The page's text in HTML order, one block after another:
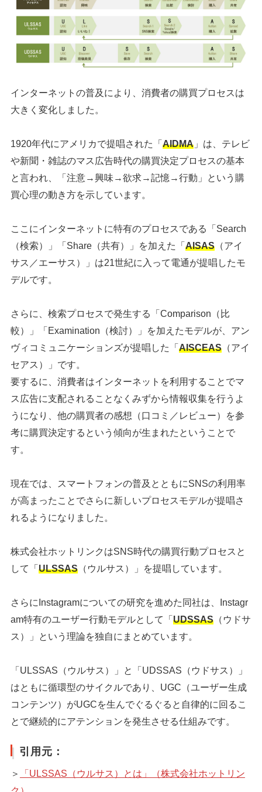
インターネットの普及により、消費者の購買プロセスは
大きく変化しました。
1920年代にアメリカで提唱された「 AIDMA」は、テレビ
や新聞・雑誌のマス広告時代の購買決定プロセスの基本
と言われ、「注意→興味→欲求→記憶→行動」という購
買心理の動き方を示しています。
ここにインターネットに特有のプロセスである「Search
（検索）」「Share（共有）」を加えた「 AISAS（アイ
サス／エーサス）」は21世紀に入って電通が提唱したモ
デルです。
さらに、検索プロセスで発生する「Comparison（比
較）」「Examination（検討）」を加えたモデルが、アン
ヴィコミュニケーションズが提唱した「 AISCEAS（アイ
セアス）」です。
要するに、消費者はインターネットを利用することでマ
ス広告に支配されることなくみずから情報収集を行うよ
うになり、他の購買者の感想（口コミ／レビュー）を参
考に購買決定するという傾向が生まれたということで
す。
現在では、スマートフォンの普及とともにSNSの利用率
が高まったことでさらに新しいプロセスモデルが提唱さ
れるようになりました。
株式会社ホットリンクはSNS時代の購買行動プロセスと
して「 ULSSAS（ウルサス）」を提唱しています。
さらにInstagramについての研究を進めた同社は、Instagr
am特有のユーザー行動モデルとして「 UDSSAS（ウドサ
ス）」という理論を独自にまとめています。
「ULSSAS（ウルサス）」と「UDSSAS（ウドサス）」
はともに循環型のサイクルであり、UGC（ユーザー生成
コンテンツ）がUGCを生んでぐるぐると自律的に回るこ
とで継続的にアテンションを発生させる仕組みです。
引用元：
＞
「ULSSAS（ウルサス）とは」（株式会社ホットリン